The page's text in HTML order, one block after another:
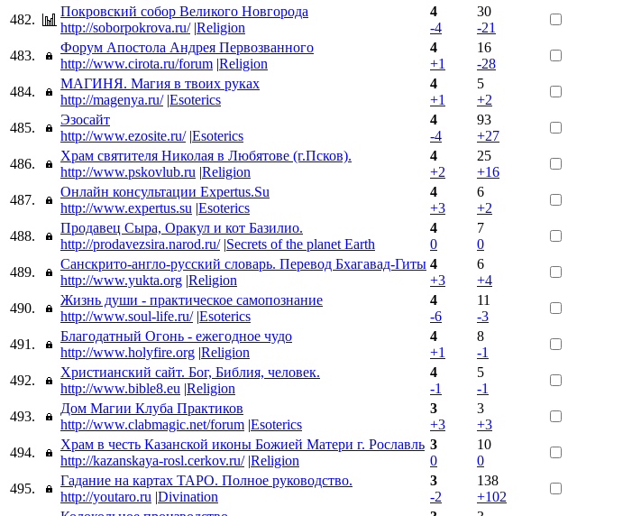
482.
Покровский собор Великого Новгорода
http://soborpokrova.ru/ |Religion
4
-4
30
-21
483.
Форум Апостола Андрея Первозванного
http://www.cirota.ru/forum |Religion
4
+1
16
-28
484.
МАГИНЯ. Магия в твоих руках
http://magenya.ru/ |Esoterics
4
+1
5
+2
485.
Эзосайт
http://www.ezosite.ru/ |Esoterics
4
-4
93
+27
486.
Храм святителя Николая в Любятове (г.Псков).
http://www.pskovlub.ru |Religion
4
+2
25
+16
487.
Онлайн консультации Expertus.Su
http://www.expertus.su |Esoterics
4
+3
6
+2
488.
Продавец Сыра, Оракул и кот Базилио.
http://prodavezsira.narod.ru/ |Secrets of the planet Earth
4
0
7
0
489.
Санскрито-англо-русский словарь. Перевод Бхагавад-Гиты
http://www.yukta.org |Religion
4
+3
6
+4
490.
Жизнь души - практическое самопознание
http://www.soul-life.ru/ |Esoterics
4
-6
11
-3
491.
Благодатный Огонь - ежегодное чудо
http://www.holyfire.org |Religion
4
+1
8
-1
492.
Христианский сайт. Бог, Библия, человек.
http://www.bible8.eu |Religion
4
-1
5
-1
493.
Дом Магии Клуба Практиков
http://www.clabmagic.net/forum |Esoterics
3
+3
3
+3
494.
Храм в честь Казанской иконы Божией Матери г. Рославль
http://kazanskaya-rosl.cerkov.ru/ |Religion
3
0
10
0
495.
Гадание на картах ТАРО. Полное руководство.
http://youtaro.ru |Divination
3
-2
138
+102